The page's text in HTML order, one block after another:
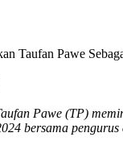
Taufan Pawe
Pawe (TP)
bersama